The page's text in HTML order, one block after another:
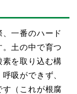
一番のハード
土の中で育つ
素を取り込む構
吸ができず、
（これが根腐